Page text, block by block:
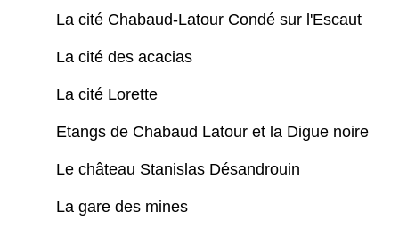
La cité Chabaud-Latour Condé sur l'Escaut
La cité des acacias
La cité Lorette
Etangs de Chabaud Latour et la Digue noire
Le château Stanislas Désandrouin
La gare des mines